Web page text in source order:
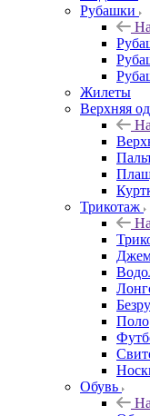
Рубашки
Жилеты
Верхняя
Трикотаж
Поло
Обувь